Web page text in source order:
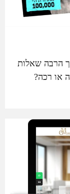
הרבה שאלות
או רכה?